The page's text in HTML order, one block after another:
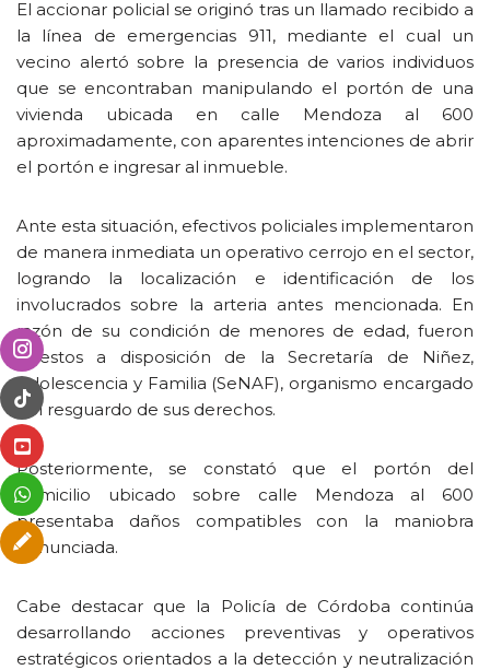
El accionar policial se originó tras un llamado recibido a
la línea de emergencias 911, mediante el cual un
vecino alertó sobre la presencia de varios individuos
que se encontraban manipulando el portón de una
vivienda ubicada en calle Mendoza al 600
aproximadamente, con aparentes intenciones de abrir
el portón e ingresar al inmueble.
Ante esta situación, efectivos policiales implementaron
de manera inmediata un operativo cerrojo en el sector,
logrando la localización e identificación de los
involucrados sobre la arteria antes mencionada. En
razón de su condición de menores de edad, fueron
puestos a disposición de la Secretaría de Niñez,
Adolescencia y Familia (SeNAF), organismo encargado
del resguardo de sus derechos.
Posteriormente, se constató que el portón del
domicilio ubicado sobre calle Mendoza al 600
presentaba daños compatibles con la maniobra
denunciada.
Cabe destacar que la Policía de Córdoba continúa
desarrollando acciones preventivas y operativos
estratégicos orientados a la detección y neutralización